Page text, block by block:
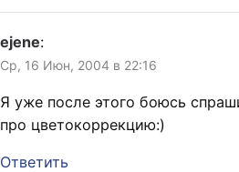
ejene:
Ср, 16 Июн, 2004 в 22:16
Я уже после этого боюсь
про цветокоррекцию:)
Ответить